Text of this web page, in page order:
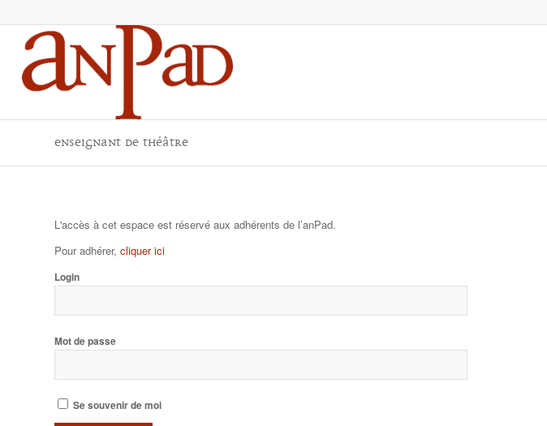
Enseignant de théâtre
L'accès à cet espace est réservé aux adhérents de l’anPad.
Pour adhérer, cliquer ici
Login
Mot de passe
Se souvenir de moi